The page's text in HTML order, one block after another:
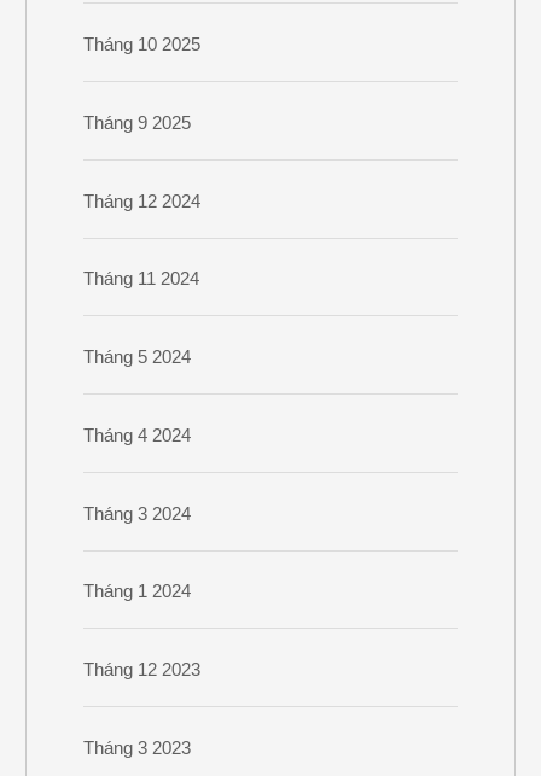
Tháng 10 2025
Tháng 9 2025
Tháng 12 2024
Tháng 11 2024
Tháng 5 2024
Tháng 4 2024
Tháng 3 2024
Tháng 1 2024
Tháng 12 2023
Tháng 3 2023